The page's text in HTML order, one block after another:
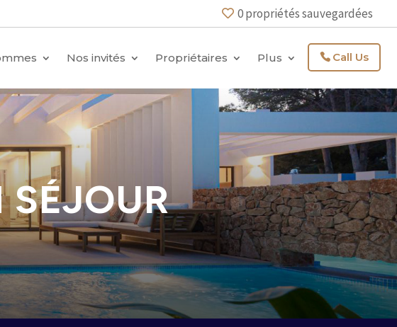
0propriétés sauvegardées
Nos invités Propriétaires Plus Call Us
SÉJOUR